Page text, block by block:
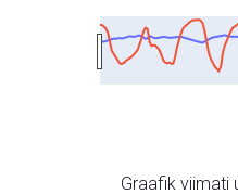
Graafik viimati